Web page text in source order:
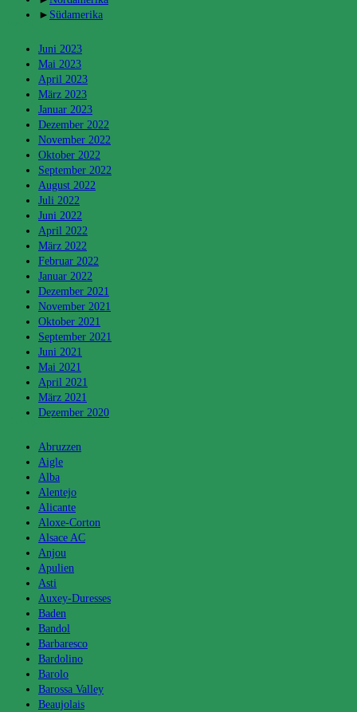
► Südamerika
Juni 2023
Mai 2023
April 2023
März 2023
Januar 2023
Dezember 2022
November 2022
Oktober 2022
September 2022
August 2022
Juli 2022
Juni 2022
April 2022
März 2022
Februar 2022
Januar 2022
Dezember 2021
November 2021
Oktober 2021
September 2021
Juni 2021
Mai 2021
April 2021
März 2021
Dezember 2020
Kategorien
Abruzzen
Aigle
Alba
Alentejo
Alicante
Aloxe-Corton
Alsace AC
Anjou
Apulien
Asti
Auxey-Duresses
Baden
Bandol
Barbaresco
Bardolino
Barolo
Barossa Valley
Beaujolais